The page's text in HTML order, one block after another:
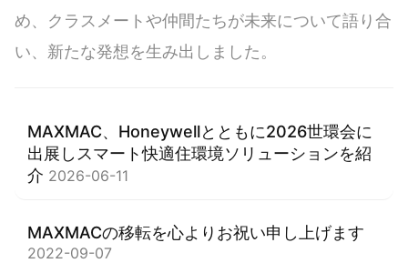
め、クラスメートや仲間たちが未来について語り合
い、新たな発想を生み出しました。
MAXMAC、Honeywellとともに2026世環会に
出展しスマート快適住環境ソリューションを紹
介 2026-06-11
MAXMACの移転を心よりお祝い申し上げます
2022-09-07